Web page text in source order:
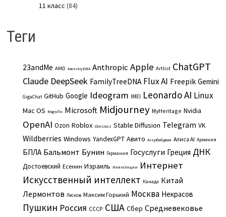
11 класс (84)
Теги
23andMe AMD AncestryDNA Anthropic Apple Artlist ChatGPT
Claude DeepSeek FamilyTreeDNA Flux AI Freepik Gemini
GigaChat GitHub Google Ideogram IMEI Leonardo AI Linux
Mac OS Magnific Microsoft Midjourney MyHeritage Nvidia
OpenAI Ozon Roblox SberJazz Stable Diffusion Telegram VK
Wildberries Windows YandexGPT Авито Азербайджан Алиса AI Армения
БПЛА Бальмонт Бунин Германия Госуслуги Греция ДНК
Достоевский Есенин Израиль Инвестиции Интернет
Искусственный интеллект Канада Китай
Лермонтов Лесков Максим Горький Москва Некрасов
Пушкин Россия СССР США Сбер Средневековье